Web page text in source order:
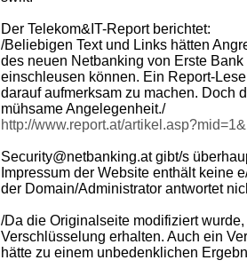
Der Telekom&IT-Report berichtet:
/Beliebigen Text und Links hätten
des neuen Netbanking von Erste
einschleusen können. Ein Report-
darauf aufmerksam zu machen. Doch
mühsame Angelegenheit./
http://www.report.at/
Security@netbanking.at gibt/s
Impressum der Website enthält keine
der Domain/Administrator antwortet
/Da die Originalseite modifiziert
Verschlüsselung erhalten. Auch ein
hätte zu einem unbedenklichen